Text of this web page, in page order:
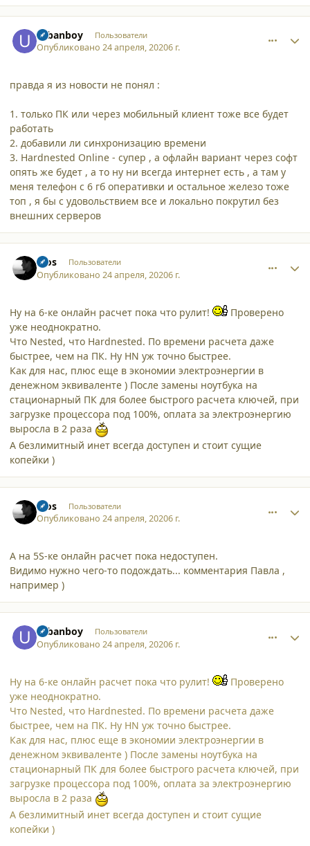
urbanboy Пользователи
Опубликовано24 апреля, 20206 г.
правда я из новости не понял :
1. только ПК или через мобильный клиент тоже все будет
работать
2. добавили ли синхронизацию времени
3. Hardnested Online - супер , а офлайн вариант через софт
опять же будет , а то ну ни всегда интернет есть , а там у
меня телефон с 6 гб оперативки и остальное железо тоже
топ , я бы с удовольствием все и локально покрутил без
внешних серверов
bios Пользователи
Опубликовано24 апреля, 20206 г.
Ну на 6-ке онлайн расчет пока что рулит!
Проверено
уже неоднократно.
Что Nested, что Hardnested. По времени расчета даже
быстрее, чем на ПК. Ну HN уж точно быстрее.
Как для нас, плюс еще в экономии электроэнергии в
денежном эквиваленте ) После замены ноутбука на
стационарный ПК для более быстрого расчета ключей, при
загрузке процессора под 100%, оплата за электроэнергию
выросла в 2 раза
А безлимитный инет всегда доступен и стоит сущие
копейки )
bios Пользователи
Опубликовано24 апреля, 20206 г.
А на 5S-ке онлайн расчет пока недоступен.
Видимо нужно чего-то подождать... комментария Павла ,
например )
urbanboy Пользователи
Опубликовано24 апреля, 20206 г.
Ну на 6-ке онлайн расчет пока что рулит!
Проверено
уже неоднократно.
Что Nested, что Hardnested. По времени расчета даже
быстрее, чем на ПК. Ну HN уж точно быстрее.
Как для нас, плюс еще в экономии электроэнергии в
денежном эквиваленте ) После замены ноутбука на
стационарный ПК для более быстрого расчета ключей, при
загрузке процессора под 100%, оплата за электроэнергию
выросла в 2 раза
А безлимитный инет всегда доступен и стоит сущие
копейки )